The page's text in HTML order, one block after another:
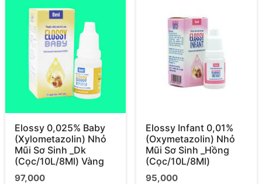
Elossy 0,025% Baby
(Xylometazolin) Nhỏ
Mũi Sơ Sinh _Dk
(Cọc/10L/8Ml) Vàng
97,000
Elossy Infant 0,01%
(Oxymetazolin) Nhỏ
Mũi Sơ Sinh _Hồng
(Cọc/10L/8Ml)
95,000